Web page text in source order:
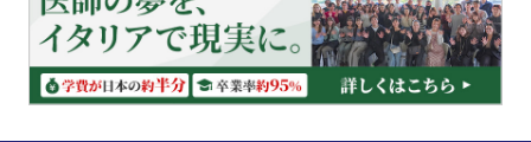
2年次以降学費（年間） ※ 642,960円
6年間学費総額 4,139,760円
※2年次学費を掲載しているため3年次以降の学費は記載と異なる場合があります